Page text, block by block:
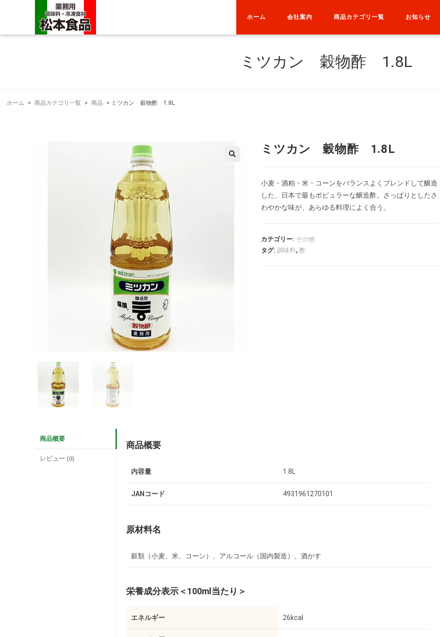
ホーム 会社案内 商品カテゴリ一覧 お知らせ
ミツカン 穀物酢 1.8L
ホーム > 商品カテゴリ一覧 > 商品 > ミツカン 穀物酢 1.8L
ミツカン 穀物酢 1.8L
小麦・酒粕・米・コーンをバランスよくブレンドして醸造
した、日本で最もポピュラーな醸造酢。さっぱりとしたさ
わやかな味が、あらゆる料理によく合う。
カテゴリー: その他
タグ:調味料, 酢
商品概要
レビュー (0)
商品概要
内容量 1.8L
JANコード 4931961270101
原材料名
穀類（小麦、米、コーン）、アルコール（国内製造）、酒かす
栄養成分表示＜100ml当たり＞
エネルギー 26kcal